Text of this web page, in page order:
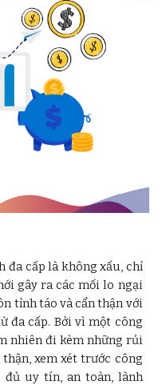
đa cấp là không xấu, chỉ
gây ra các mối lo ngại
tỉnh táo và cẩn thận với
đa cấp. Bởi vì một công
nhiên đi kèm những rủi
xem xét trước công
uy tín, an toàn, lành